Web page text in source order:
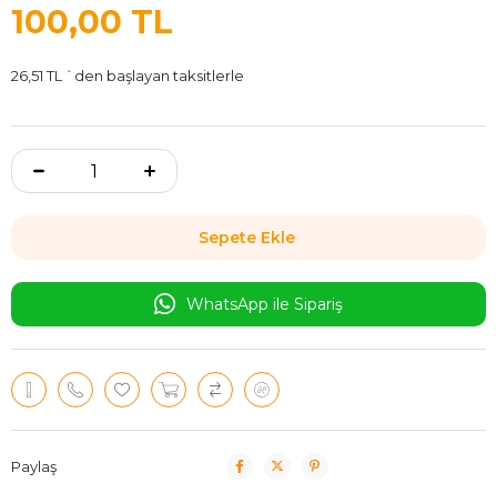
100,00 TL
26,51 TL `den başlayan taksitlerle
WhatsApp ile Sipariş
Paylaş